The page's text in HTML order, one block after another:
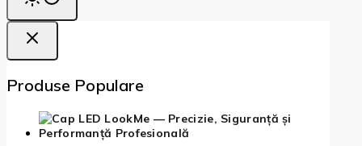
Produse Populare